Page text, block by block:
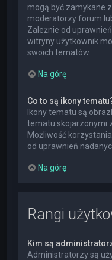
mogą być zamykane
moderatorzy forum
Zależnie od
witryny użytkownik
swoich tematów.
Na górę
Co to są ikony
Ikony tematu są
tematu skojarzonymi
Możliwość
od uprawnień
Na górę
Rangi
Kim są
Administratorzy są